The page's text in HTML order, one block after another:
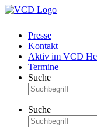
Presse
Kontakt
Aktiv im VCD
Termine
Suche
Suche